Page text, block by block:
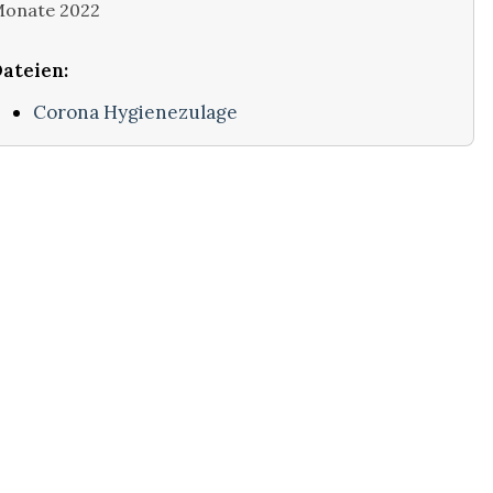
2022
Corona Hygienezulage